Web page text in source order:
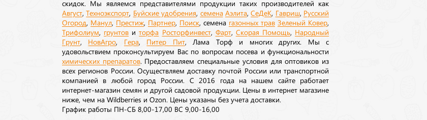
скидок. Мы являемся представителями продукции таких производителей как
Август ,Техноэкспорт Буйские удобрения семена Аэлита,СеДеК Гавриш Русский
Огород Манул Престиж Партнер Поиск , семена газонных трав Зеленый Ковер
Трифолиум грунтов иторфа Росторфинвест, Фарт, Скорая Помощь Народный
Грунт НовАгро Гера, Питер Пит, Лама Торф и многих других. Мы с
удовольствием проконсультируем Вас по вопросам посева и функциональности
химических препаратов. Предоставляем специальные условия для оптовиков из
всех регионов России. Осуществляем доставку почтой России или транспортной
компанией в любой город России. С 2016 года на нашем сайте работает
интернет-магазин семян и другой садовой продукции. Цены в интернет магазине
ниже, чем на Wildberries и Ozon. Цены указаны без учета доставки.
График работы ПН-СБ 8,00-17,00 ВС 9,00-16,00